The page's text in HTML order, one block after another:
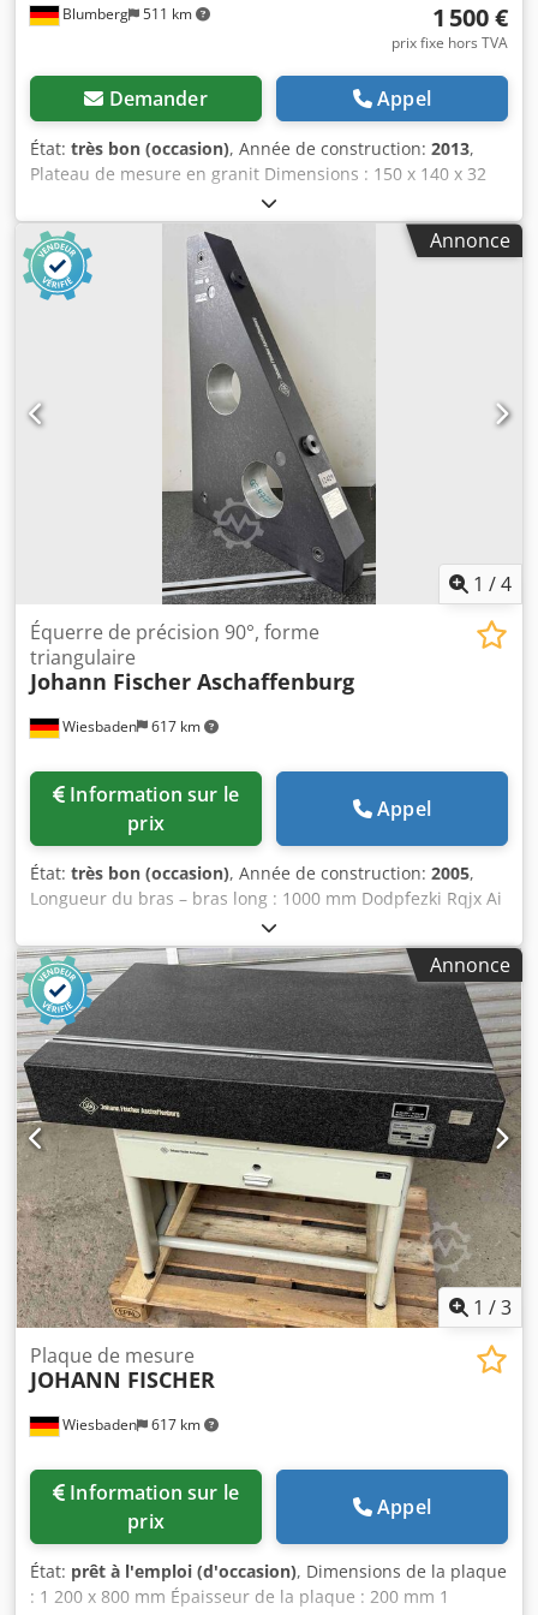
Blumberg 511 km 1 500 €
prix fixe hors TVA
Demander Appel
État: très bon (occasion), Année de construction: 2013,
Plateau de mesure en granit Dimensions : 150 x 140 x 32
cm, poids : 2700 kg Djdozmidcopfx Ai Tock Châssis de
support 4 amortisseurs hydrauliques Dernière calibration :
2023
Annonce
1 /4
Wiesbaden 617 km
Équerre de précision 90°, forme
triangulaire
Johann Fischer Aschaffenburg
prix
Appel
État: très bon (occasion), Année de construction: 2005,
Longueur du bras – bras long : 1000 mm Dodpfezki Rqjx Ai
Tsck Longueur du bras – bras court : 660 mm Largeur du
bras : 120 mm Précision, précision sur les 4 côtés : 0,001
mm Poids approximatif : 135 kg
Annonce
1 /3
Wiesbaden 617 km
Plaque de mesure
JOHANN FISCHER
prix
Appel
État: prêt à l'emploi (d'occasion), Dimensions de la plaque
: 1 200 x 800 mm Épaisseur de la plaque : 200 mm 1